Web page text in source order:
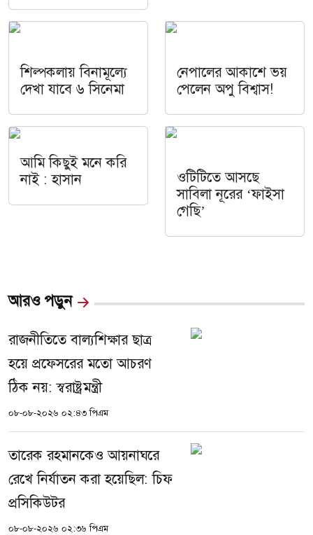
শিল্পকলায় বিনামূল্যে
দেখা যাবে ৬ সিনেমা
নেপালের আকাশে ভয়
পেলেন অপু বিশ্বাস!
আমি কিছুই মনে করি
নাই : হাসান
ওটিটিতে আসছে
সাবিলা নূরের ‘ফাইসা
গেছি’
আরও পড়ুন
রাজনীতিতে বাল্যশিক্ষার ছাত্র
হয়ে প্রফেসরের মতো আচরণ
ঠিক নয়: স্বরাষ্ট্রমন্ত্রী
০৮-০৮-২০২৬ ০২:৪৩ পিএম
তারেক রহমানকেও আয়নাঘরে
রেখে নির্যাতন করা হয়েছিল: চিফ
প্রসিকিউটর
০৮-০৮-২০২৬ ০২:৩৬ পিএম